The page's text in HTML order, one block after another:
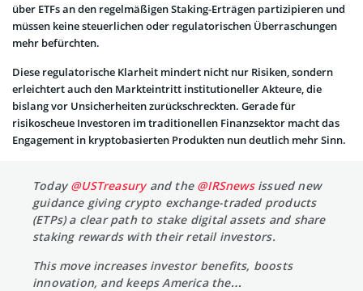
über ETFs an den regelmäßigen Staking-Erträgen partizipieren und
müssen keine steuerlichen oder regulatorischen Überraschungen
mehr befürchten.
Diese regulatorische Klarheit mindert nicht nur Risiken, sondern
erleichtert auch den Markteintritt institutioneller Akteure, die
bislang vor Unsicherheiten zurückschreckten. Gerade für
risikoscheue Investoren im traditionellen Finanzsektor macht das
Engagement in kryptobasierten Produkten nun deutlich mehr Sinn.
Today @USTreasuryand the @IRSnewsissued new
guidance giving crypto exchange-traded products
(ETPs) a clear path to stake digital assets and share
staking rewards with their retail investors.
This move increases investor benefits, boosts
innovation, and keeps America the…